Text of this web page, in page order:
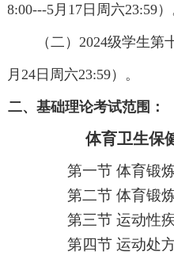
8:00---5 月 17日周六23:59）
（二） 2024级学生第
月 24日周六23:59）。
二、基础理论考试范围：
体育卫生保
第一节 体育锻
第二节 体育锻
第三节 运动性
第四节 运动处